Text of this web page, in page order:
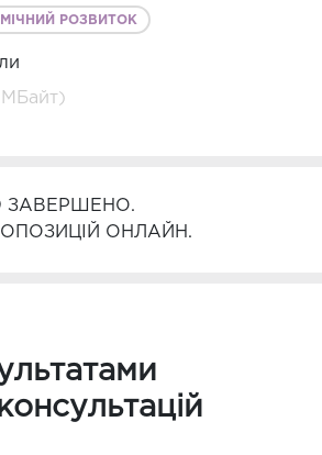
РОЗВИТОК
ЗАВЕРШЕНО.
ОНЛАЙН.